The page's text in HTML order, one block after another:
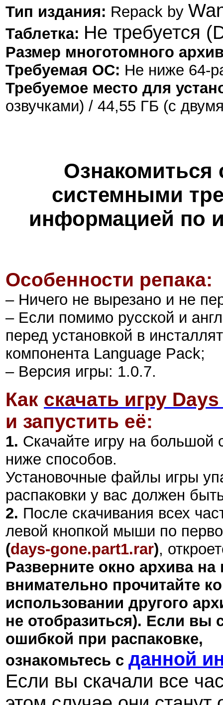
Тип издания: Repack by
Таблетка: Не требуется
Размер многотомного
Требуемая ОС: Не ниже 64-
Требуемое место для
озвучками) / 44,55 ГБ (с
Ознакомиться
системными
информацией по
Особенности репака:
– Ничего не вырезано и не
– Если помимо русской и
перед установкой в
компонента Language Pack;
–Версия игры: 1.0.7.
Как скачать игру
и запустить её:
1. Скачайте игру на большой
ниже способов.
Установочные файлы игры
распаковки у вас должен
2. После скачивания всех
левой кнопкой мыши по
(days-gone.part1.rar),
Разверните окно архива на
внимательно прочитайте
использовании другого
не отобразиться). Если вы
ошибкой при распаковке,
ознакомьтесь с данной
Если вы скачали все